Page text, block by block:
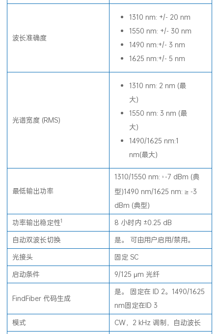
波长准确度
1310 nm: +/- 20 nm
1550 nm: +/- 30 nm
1490 nm:+/- 3 nm
1625 nm:+/- 5 nm
光谱宽度 (RMS)
1310 nm: 2 nm (最
大)
1550 nm: 3 nm (最
大)
1490/1625 nm:1
nm(最大)
最低输出功率
1310/1550 nm: ³ -7 dBm (典
型)1490 nm/1625 nm: ≥ -3
dBm (典型)
功率输出稳定性1
8 小时内 ±0.25 dB
自动双波长切换
是。 可由用户启用/禁用。
光接头
固定 SC
启动条件
9/125 μm 光纤
FindFiber 代码生成
是。 固定在 ID 2。1490/1625
nm固定在ID 3
模式
CW，2 kHz 调制，自动波长